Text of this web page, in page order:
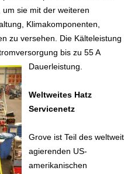
sie mit der weiteren
Klimakomponenten,
zu versehen. Die Kälteleistung
bis zu 55 A
Dauerleistung.
Weltweites Hatz
Servicenetz
Grove ist Teil des weltweit
agierenden US-
amerikanischen